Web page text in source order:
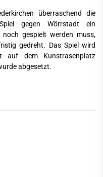
überraschend die
gegen Wörrstadt ein
gespielt werden muss,
gedreht. Das Spiel wird
dem Kunstrasenplatz
abgesetzt.